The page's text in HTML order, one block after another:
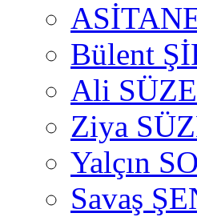
Bülent
Ali
Ziya
Yalçın
Savaş